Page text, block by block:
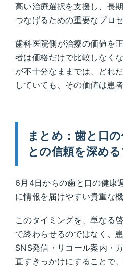
高い治療選択を支援し、長
つなげるための重要なプロセ
歯科医院側が治療の価値を
者は価格だけで比較しなく
が不十分なままでは、どれ
していても、その価値は患
まとめ：歯と口
との信頼を深め
6月4日からの歯と口の健康
に情報を届けやすい貴重な機
このタイミングを、単なる
で終わらせるのではなく、
SNS発信・リコール案内・
直すきっかけにすることで